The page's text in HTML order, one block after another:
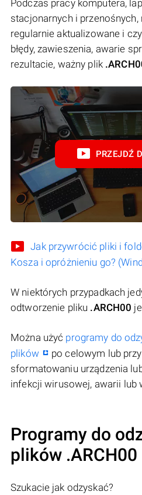
Podczas pracy komputera,
stacjonarnych i przenośnych,
regularnie aktualizowane i
błędy, zawieszenia, awarie
rezultacie, ważny plik
PRZEJDŹ
Jak przywrócić pliki i
Kosza i opróżnieniu go?
W niektórych przypadkach
odtworzenie pliku .ARCH00
Można użyć programy do
plików
po celowym lub
sformatowaniu urządzenia
infekcji wirusowej, awarii lub
Programy do
plików .ARCH00
Szukacie jak odzyskać?